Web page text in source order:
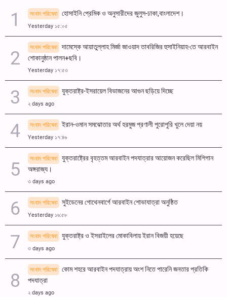
সংবাদ পরিষেবা হোসাইনি প্রেমিক ও অনুসারীদের জুলুস-ঢাকা,বাংলাদেশ।
Yesterday ১৫:০৫
সংবাদ পরিষেবা
দামেস্কে আয়াতুল্লাহ মির্জা জাওয়াদ তাবরিজির হুসাইনিয়াহ-তে আরবাইন
শোকানুষ্ঠান পালন+ছবি।
Yesterday ১৭:৫৩
সংবাদ পরিষেবা যুক্তরাষ্ট্র-ইসরায়েল বিভাজনের আগুন ছড়িয়ে দিচ্ছে
২ days ago
সংবাদ পরিষেবা ইরান-ওমান সমঝোতার অর্থ হরমুজ প্রণালী পুরোপুরি খুলে দেয়া নয়
Yesterday ১৭:৪৬
সংবাদ পরিষেবা
যুক্তরাষ্ট্রের বৃহত্তম আরবাইন পদযাত্রার আয়োজন করেছিল মিশিগান
অঙ্গরাজ্য।
৩ days ago
সংবাদ পরিষেবা সুইডেনের গোথেনবার্গে আরবাইন শোভাযাত্রা অনুষ্ঠিত
Yesterday ১৬:৫৮
সংবাদ পরিষেবা যুক্তরাষ্ট্র ও ইসরাইলের মোকাবিলায় ইরান বিজয়ী হয়েছে
৩ days ago
সংবাদ পরিষেবা
কোম শহরে আরবাইন পদযাত্রায় অংশ নিতে পারেনি জনতার প্রতিকি
পদযাত্রা
২ days ago